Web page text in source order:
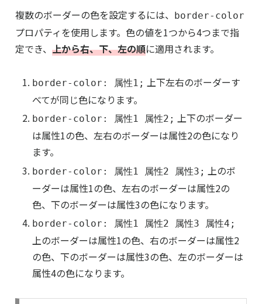
複数のボーダーの色を設定するには、 border-color
プロパティを使用します。色の値を1つから4つまで指
定でき、 上から右、下、左の順に適用されます。
border-color: 属性1; 上下左右のボーダーす
べてが同じ色になります。
border-color: 属性1 属性2; 上下のボーダー
は属性1の色、左右のボーダーは属性2の色になり
ます。
border-color: 属性1 属性2 属性3;
上のボ
ーダーは属性1の色、左右のボーダーは属性2の
色、下のボーダーは属性3の色になります。
border-color: 属性1 属性2 属性3 属性4;
上のボーダーは属性1の色、右のボーダーは属性2
の色、下のボーダーは属性3の色、左のボーダーは
属性4の色になります。